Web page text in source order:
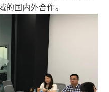
的国内外合作。